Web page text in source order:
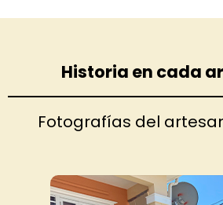
Historia en cada
Fotografías del